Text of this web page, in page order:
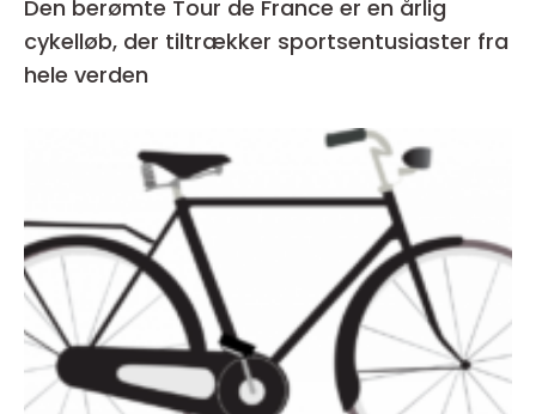
Den berømte Tour de France er en årlig
cykelløb, der tiltrækker sportsentusiaster fra
hele verden